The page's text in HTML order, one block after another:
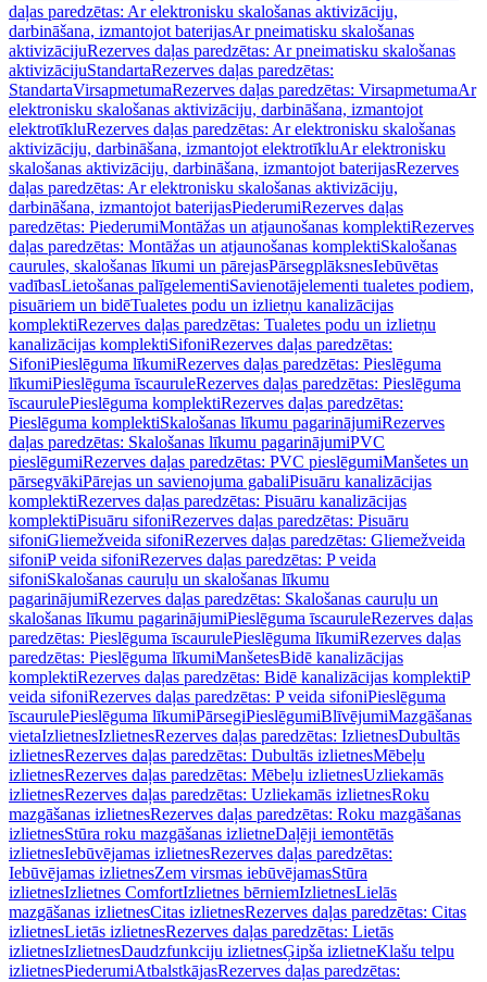
daļas paredzētas: Ar elektronisku skalošanas aktivizāciju,
darbināšana, izmantojot baterijasAr pneimatisku skalošanas
aktivizācijuRezerves daļas paredzētas: Ar pneimatisku skalošanas
aktivizācijuStandartaRezerves daļas paredzētas:
StandartaVirsapmetumaRezerves daļas paredzētas: VirsapmetumaAr
elektronisku skalošanas aktivizāciju, darbināšana, izmantojot
elektrotīkluRezerves daļas paredzētas: Ar elektronisku skalošanas
aktivizāciju, darbināšana, izmantojot elektrotīkluAr elektronisku
skalošanas aktivizāciju, darbināšana, izmantojot baterijasRezerves
daļas paredzētas: Ar elektronisku skalošanas aktivizāciju,
darbināšana, izmantojot baterijasPiederumiRezerves daļas
paredzētas: PiederumiMontāžas un atjaunošanas komplektiRezerves
daļas paredzētas: Montāžas un atjaunošanas komplektiSkalošanas
caurules, skalošanas līkumi un pārejasPārsegplāksnesIebūvētas
vadībasLietošanas palīgelementiSavienotājelementi tualetes podiem,
pisuāriem un bidēTualetes podu un izlietņu kanalizācijas
komplektiRezerves daļas paredzētas: Tualetes podu un izlietņu
kanalizācijas komplektiSifoniRezerves daļas paredzētas:
SifoniPieslēguma līkumiRezerves daļas paredzētas: Pieslēguma
līkumiPieslēguma īscauruleRezerves daļas paredzētas: Pieslēguma
īscaurulePieslēguma komplektiRezerves daļas paredzētas:
Pieslēguma komplektiSkalošanas līkumu pagarinājumiRezerves
daļas paredzētas: Skalošanas līkumu pagarinājumiPVC
pieslēgumiRezerves daļas paredzētas: PVC pieslēgumiManšetes un
pārsegvākiPārejas un savienojuma gabaliPisuāru kanalizācijas
komplektiRezerves daļas paredzētas: Pisuāru kanalizācijas
komplektiPisuāru sifoniRezerves daļas paredzētas: Pisuāru
sifoniGliemežveida sifoniRezerves daļas paredzētas: Gliemežveida
sifoniP veida sifoniRezerves daļas paredzētas: P veida
sifoniSkalošanas cauruļu un skalošanas līkumu
pagarinājumiRezerves daļas paredzētas: Skalošanas cauruļu un
skalošanas līkumu pagarinājumiPieslēguma īscauruleRezerves daļas
paredzētas: Pieslēguma īscaurulePieslēguma līkumiRezerves daļas
paredzētas: Pieslēguma līkumiManšetesBidē kanalizācijas
komplektiRezerves daļas paredzētas: Bidē kanalizācijas komplektiP
veida sifoniRezerves daļas paredzētas: P veida sifoniPieslēguma
īscaurulePieslēguma līkumiPārsegiPieslēgumiBlīvējumiMazgāšanas
vietaIzlietnesIzlietnesRezerves daļas paredzētas: IzlietnesDubultās
izlietnesRezerves daļas paredzētas: Dubultās izlietnesMēbeļu
izlietnesRezerves daļas paredzētas: Mēbeļu izlietnesUzliekamās
izlietnesRezerves daļas paredzētas: Uzliekamās izlietnesRoku
mazgāšanas izlietnesRezerves daļas paredzētas: Roku mazgāšanas
izlietnesStūra roku mazgāšanas izlietneDaļēji iemontētās
izlietnesIebūvējamas izlietnesRezerves daļas paredzētas:
Iebūvējamas izlietnesZem virsmas iebūvējamasStūra
izlietnesIzlietnes ComfortIzlietnes bērniemIzlietnesLielās
mazgāšanas izlietnesCitas izlietnesRezerves daļas paredzētas: Citas
izlietnesLietās izlietnesRezerves daļas paredzētas: Lietās
izlietnesIzlietnesDaudzfunkciju izlietnesĢipša izlietneKlašu telpu
izlietnesPiederumiAtbalstkājasRezerves daļas paredzētas: